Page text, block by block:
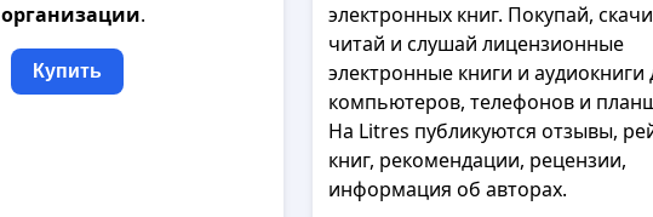
организации.
Купить
электронных книг. Покупай,
читай и слушай лицензионные
электронные книги и аудиокниги
компьютеров, телефонов и
На Litres публикуются отзывы,
книг, рекомендации, рецензии,
информация об авторах.